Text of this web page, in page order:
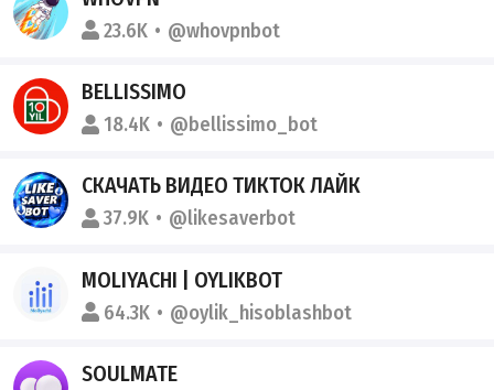
23.6K @whovpnbot
BELLISSIMO
18.4K @bellissimo_bot
СКАЧАТЬ ВИДЕО ТИКТОК ЛАЙК
37.9K @likesaverbot
MOLIYACHI | OYLIKBOT
64.3K @oylik_hisoblashbot
SOULMATE